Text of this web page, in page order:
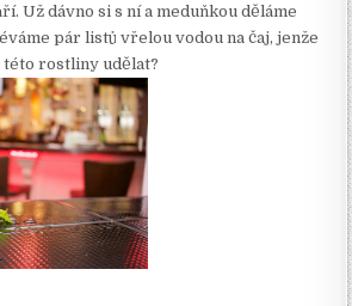
Už dávno si s ní a meduňkou děláme
pár listů vřelou vodou na čaj, jenže
této rostliny udělat?